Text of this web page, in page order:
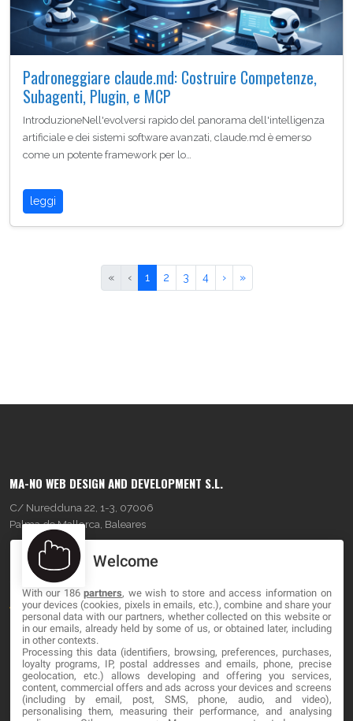
Padroneggiare claude.md: Costruire Competenze,
Subagenti, Plugin, e MCP
IntroduzioneNell'evolversi rapido del panorama dell'intelligenza
artificiale e dei sistemi software avanzati, claude.md è emerso
come un potente framework per lo…
leggi
« ‹ 1 2 3 4 › »
MA-NO WEB DESIGN AND DEVELOPMENT S.L.
C/ Nuredduna 22, 1-3, 07006
Palma de Mallorca, Baleares
OUR COMPANY
About
Blog
Contact
LEGAL
Welcome
With our 186partners, we wish to store and access information on
your devices (cookies, pixels in emails, etc.), combine and share your
personal data with our partners, whether collected on this website or
in our emails, already held by some of us, or obtained later, including
in other contexts.
Processing this data (identifiers, browsing, preferences, purchases,
loyalty programs, IP, postal addresses and emails, phone, precise
geolocation, etc.) allows developing and offering you services,
content, commercial offers and ads across your devices and screens
(including by email, post, SMS, phone, audio, and video),
personalising them, measuring their performance, and analysing